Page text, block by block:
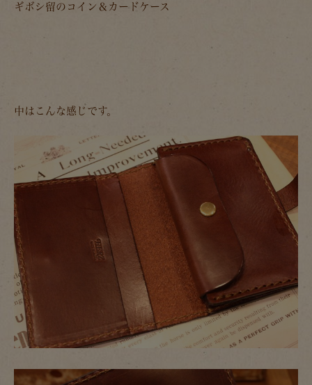
ギボシ留のコイン＆カードケース
中はこんな感じです。